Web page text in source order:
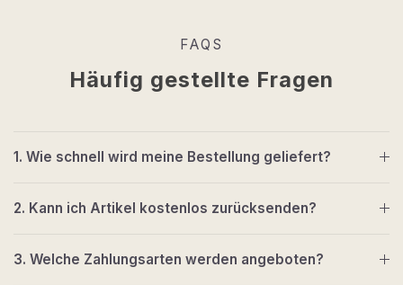
FAQS
Häufig gestellte Fragen
1. Wie schnell wird meine Bestellung geliefert?
2. Kann ich Artikel kostenlos zurücksenden?
3. Welche Zahlungsarten werden angeboten?